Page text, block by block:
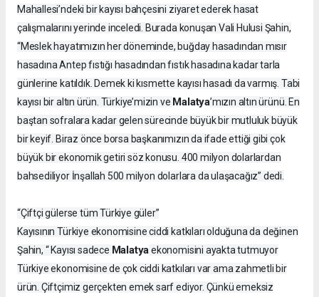
Mahallesi’ndeki bir kayısı bahçesini ziyaret ederek hasat
çalışmalarını yerinde inceledi. Burada konuşan Vali Hulusi Şahin,
“Meslek hayatımızın her döneminde, buğday hasadından mısır
hasadına Antep fıstığı hasadından fıstık hasadına kadar tarla
günlerine katıldık. Demek ki kısmette kayısı hasadı da varmış. Tabi
kayısı bir altın ürün. Türkiye’mizin ve Malatya’mızın altın ürünü. En
baştan sofralara kadar gelen sürecinde büyük bir mutluluk büyük
bir keyif. Biraz önce borsa başkanımızın da ifade ettiği gibi çok
büyük bir ekonomik getiri söz konusu. 400 milyon dolarlardan
bahsediliyor İnşallah 500 milyon dolarlara da ulaşacağız” dedi.
“Çiftçi gülerse tüm Türkiye güler”
Kayısının Türkiye ekonomisine ciddi katkıları olduğuna da değinen
Şahin, “ Kayısı sadece Malatyaekonomisini ayakta tutmuyor
Türkiye ekonomisine de çok ciddi katkıları var ama zahmetli bir
ürün. Çiftçimiz gerçekten emek sarf ediyor. Çünkü emeksiz